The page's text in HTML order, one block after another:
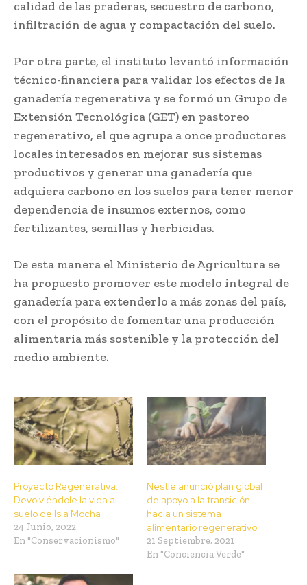
calidad de las praderas, secuestro de carbono,
infiltración de agua y compactación del suelo.
Por otra parte, el instituto levantó información
técnico-financiera para validar los efectos de la
ganadería regenerativa y se formó un Grupo de
Extensión Tecnológica (GET) en pastoreo
regenerativo, el que agrupa a once productores
locales interesados en mejorar sus sistemas
productivos y generar una ganadería que
adquiera carbono en los suelos para tener menor
dependencia de insumos externos, como
fertilizantes, semillas y herbicidas.
De esta manera el Ministerio de Agricultura se
ha propuesto promover este modelo integral de
ganadería para extenderlo a más zonas del país,
con el propósito de fomentar una producción
alimentaria más sostenible y la protección del
medio ambiente.
Proyecto Regenerativa:
Devolviéndole la vida al
suelo de Isla Mocha
24 Junio, 2022
En "Conservacionismo"
Nestlé anunció plan global
de apoyo a la transición
hacia un sistema
alimentario regenerativo
21 Septiembre, 2021
En "Conciencia Verde"